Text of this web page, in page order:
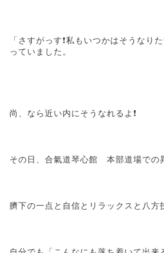
「さすがっす❗私もいつかはそうなり
っていました。
尚、なら近い内にそうなれるよ❗
その日、合氣道琴心館 本部道場での
臍下の一点と自信とリラックスと八方